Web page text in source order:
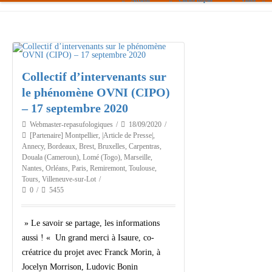
Collectif d’intervenants sur
le phénomène OVNI (CIPO)
– 17 septembre 2020
Webmaster-repasufologiques
18/09/2020
[Partenaire] Montpellier, |Article de Presse|,
Annecy, Bordeaux, Brest, Bruxelles, Carpentras,
Douala (Cameroun), Lomé (Togo), Marseille,
Nantes, Orléans, Paris, Remiremont, Toulouse,
Tours, Villeneuve-sur-Lot
0
5455
» Le savoir se partage, les informations
aussi ! « Un grand merci à Isaure, co-
créatrice du projet avec Franck Morin, à
Jocelyn Morrison, Ludovic Bonin